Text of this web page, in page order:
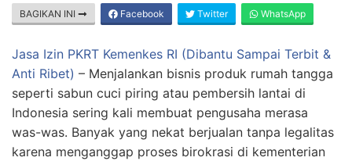
BAGIKAN INI Facebook Twitter WhatsApp
Jasa Izin PKRT Kemenkes RI (Dibantu Sampai Terbit &
Anti Ribet) – Menjalankan bisnis produk rumah tangga
seperti sabun cuci piring atau pembersih lantai di
Indonesia sering kali membuat pengusaha merasa
was-was. Banyak yang nekat berjualan tanpa legalitas
karena menganggap proses birokrasi di kementerian